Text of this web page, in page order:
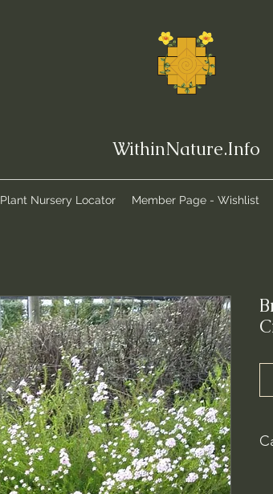
WithinNature.Info
Plant Nursery Locator Member Page - Wishlist